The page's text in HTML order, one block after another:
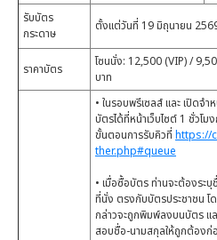
รับบัตร
กระดาษ
ตั้งแต่วันที่ 19 มิถุนายน
ราคาบัตร
โซนนั่ง: 12,500 (VIP) /
บาท
• ในรอบพรีเซลส์ และ เปิดจ
บัตรได้ที่หน้าเว็บไซต์ 1 ชั่วโ
ขั้นตอนการรับคิวที่ https://
ther.php#queue
• เมื่อซื้อบัตร ท่านจะต้องระ
ที่นั่ง ตรงกับบัตรประชาชน โ
กล่าวจะถูกพิมพ์ลงบนบัตร แล
สอบชื่อ-นามสกุลให้ถูกต้องก่อ